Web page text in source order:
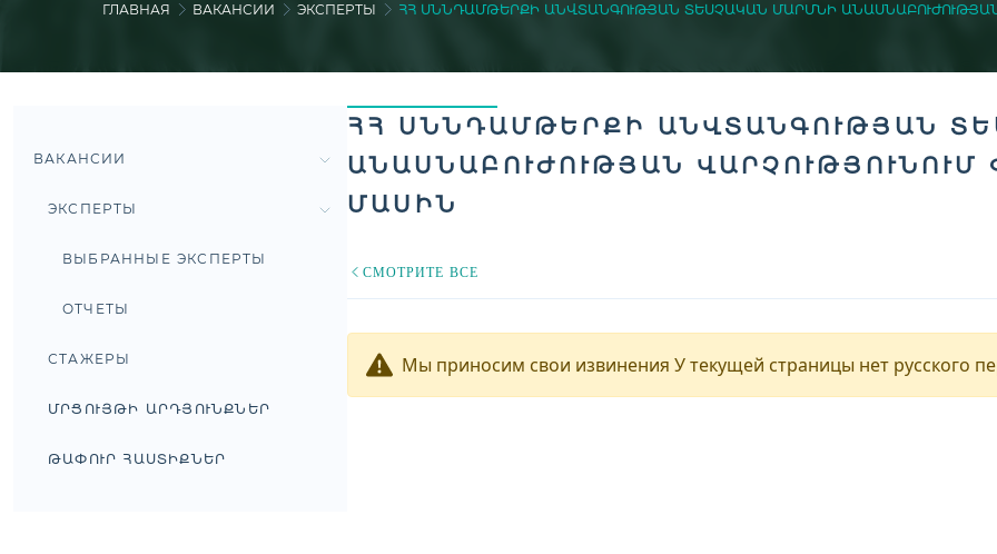
ГЛАВНАЯ ВАКАНСИИ ЭКСПЕРТЫ ՀՀ ՍՆՆԴԱՄԹԵՐՔԻ ԱՆՎՏԱՆԳՈՒԹՅԱՆ ՏԵՍՉԱԿԱՆ ՄԱՐՄՆԻ
ВАКАНСИИ
ЭКСПЕРТЫ
ВЫБРАННЫЕ ЭКСПЕРТЫ
ОТЧЕТЫ
СТАЖЕРЫ
ՄՐՑՈՒՅԹԻ ԱՐԴՅՈՒՆՔՆԵՐ
ԹԱՓՈՒՐ ՀԱՍՏԻՔՆԵՐ
ՀՀ ՍՆՆԴԱՄԹԵՐՔԻ ԱՆՎՏԱՆԳՈՒԹՅԱՆ
ԱՆԱՍՆԱԲՈՒԺՈՒԹՅԱՆ
ՄԱՍԻՆ
СМОТРИТЕ ВСЕ
Мы приносим свои извинения У текущей страницы нет русского